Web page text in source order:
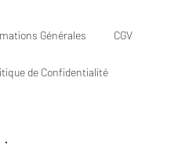
Générales CGV
de Confidentialité